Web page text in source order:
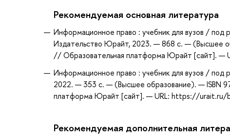
Рекомендуемая основная литература
Информационное право : учебник для вузов /
Издательство Юрайт, 2023. — 868 с. — (Высшее
// Образовательная платформа Юрайт [сайт].
Информационное право : учебник для вузов /
2022. — 353 с. — (Высшее образование). — ISBN
платформа Юрайт [сайт]. — URL: https://
Рекомендуемая дополнительная